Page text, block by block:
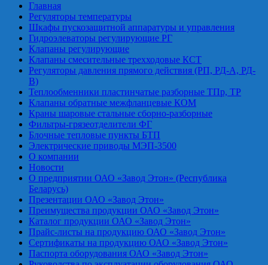
Главная
Регуляторы температуры
Шкафы пускозащитной аппаратуры и управления
Гидроэлеваторы регулирующие РГ
Клапаны регулирующие
Клапаны смесительные трехходовые КСТ
Регуляторы давления прямого действия (РП, РД-А, РД-
В)
Теплообменники пластинчатые разборные ТПр, ТР
Клапаны обратные межфланцевые КОМ
Краны шаровые стальные сборно-разборные
Фильтры-грязеотделители ФГ
Блочные тепловые пункты БТП
Электрические приводы МЭП-3500
О компании
Новости
О предприятии ОАО «Завод Этон» (Республика
Беларусь)
Презентации ОАО «Завод Этон»
Преимущества продукции ОАО «Завод Этон»
Каталог продукции ОАО «Завод Этон»
Прайс-листы на продукцию ОАО «Завод Этон»
Сертификаты на продукцию ОАО «Завод Этон»
Паспорта оборудования ОАО «Завод Этон»